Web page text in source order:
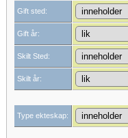
Gift sted:
Gift år:
Skilt Sted:
Skilt år:
Type ekteskap: